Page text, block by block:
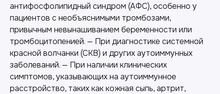
антифосфолипидный синдром (АФС), особенно у
пациентов с необъяснимыми тромбозами,
привычным невынашиванием беременности или
тромбоцитопенией. — При диагностике системной
красной волчанки (СКВ) и других аутоиммунных
заболеваний. — При наличии клинических
симптомов, указывающих на аутоиммунное
расстройство, таких как кожная сыпь, артрит,